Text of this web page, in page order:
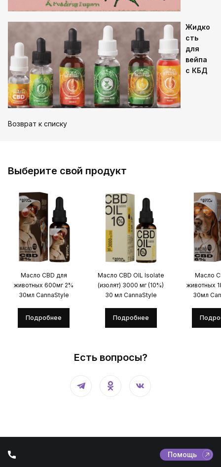
Жидко
сть
для
вейпа
с КБД
Возврат к списку
Выберите свой продукт
Масло CBD для
животных 600мг 2%
30мл CannaStyle
Подробнее
Масло CBD OIL Isolate
(изолят) 3000 мг (10%)
30 мл CannaStyle
Подробнее
Масло
животных
30мл
Есть вопросы?
Помощь